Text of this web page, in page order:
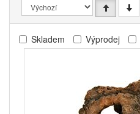
Skladem Výprodej